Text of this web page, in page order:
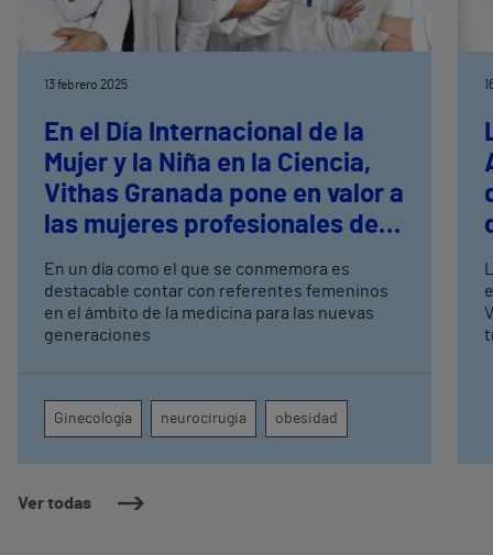
Ver todas
13 febrero 2025
En el Día Internacional de la
Mujer y la Niña en la Ciencia,
Vithas Granada pone en valor a
las mujeres profesionales del
hospital
En un día como el que se conmemora es
destacable contar con referentes femeninos
en el ámbito de la medicina para las nuevas
generaciones
Ginecología neurocirugia obesidad